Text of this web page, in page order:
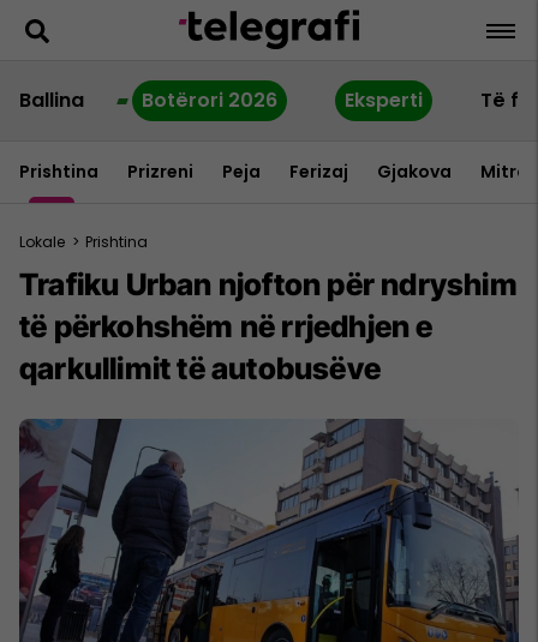
Ballina Botërori 2026 Eksperti Të
Prishtina Prizreni Peja Ferizaj Gjakova
Lokale > Prishtina
Trafiku Urban njofton për ndryshim
të përkohshëm në rrjedhjen e
qarkullimit të autobusëve